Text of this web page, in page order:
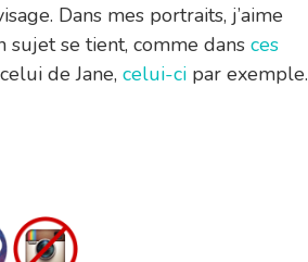
Dans mes portraits, j’aime
se tient, comme dans ces
de Jane, celui-cipar exemple.